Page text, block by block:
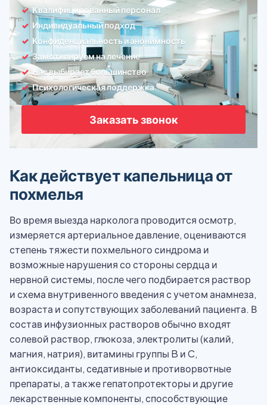
Квалифицированный персонал
Индивидуальный подход
Конфиденциальность и анонимность
Замотивируем на лечение
Нас выбирает большинство
Психологическая поддержка
Заказать звонок
Как действует капельница от
похмелья
Во время выезда нарколога проводится осмотр,
измеряется артериальное давление, оцениваются
степень тяжести похмельного синдрома и
возможные нарушения со стороны сердца и
нервной системы, после чего подбирается раствор
и схема внутривенного введения с учетом анамнеза,
возраста и сопутствующих заболеваний пациента. В
состав инфузионных растворов обычно входят
солевой раствор, глюкоза, электролиты (калий,
магния, натрия), витамины группы B и C,
антиоксиданты, седативные и противорвотные
препараты, а также гепатопротекторы и другие
лекарственные компоненты, способствующие